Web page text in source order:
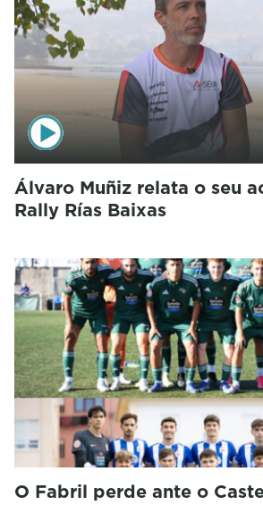
Álvaro Muñiz relata o seu
Rally Rías Baixas
O Fabril perde ante o